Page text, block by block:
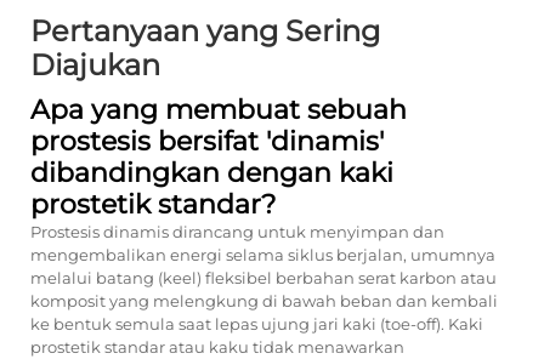
Pertanyaan yang Sering
Diajukan
Apa yang membuat sebuah
prostesis bersifat 'dinamis'
dibandingkan dengan kaki
prostetik standar?
Prostesis dinamis dirancang untuk menyimpan dan
mengembalikan energi selama siklus berjalan, umumnya
melalui batang (keel) fleksibel berbahan serat karbon atau
komposit yang melengkung di bawah beban dan kembali
ke bentuk semula saat lepas ujung jari kaki (toe-off). Kaki
prostetik standar atau kaku tidak menawarkan